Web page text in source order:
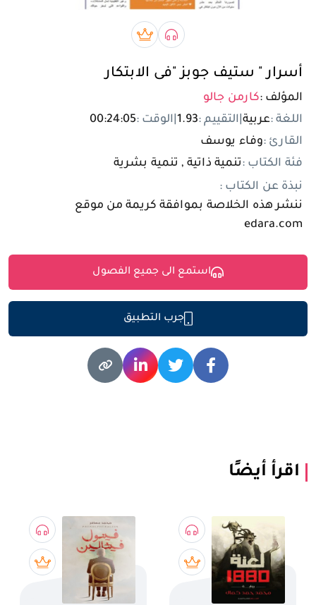
مستخدم جديد
صوتي bookبريميوم book
أسرار " ستيف جوبز "فى الابتكار
المؤلف :كارمن جالو
اللغة :عربية التقييم :1.93 الوقت :00:24:05
القارئ :وفاء يوسف
فئة الكتاب :تنمية ذاتية , تنمية بشرية
نبذة عن الكتاب :
ننشر هذه الخلاصة بموافقة كريمة من موقع
edara.com
استمع الى جميع الفصول
جرب التطبيق
اقرأ أيضًا